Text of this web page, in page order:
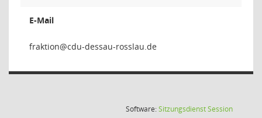
E-Mail
noit
Software:SitzungsdienstSession(Wird in